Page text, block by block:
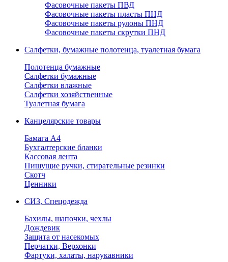
Фасовочные пакеты ПВД
Фасовочные пакеты пласты ПНД
Фасовочные пакеты рулоны ПНД
Фасовочные пакеты скрутки ПНД
Салфетки, бумажные полотенца, туалетная бумага
Полотенца бумажные
Салфетки бумажные
Салфетки влажные
Салфетки хозяйственные
Туалетная бумага
Канцелярские товары
Бамага А4
Бухгалтерские бланки
Кассовая лента
Пишущие ручки, стирательные резинки
Скотч
Ценники
СИЗ, Спецодежда
Бахилы, шапочки, чехлы
Дождевик
Защита от насекомых
Перчатки, Верхонки
Фартуки, халаты, нарукавники